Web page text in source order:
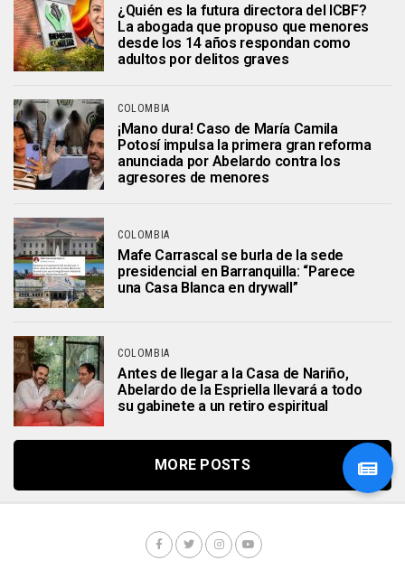
¿Quién es la futura directora del ICBF?
La abogada que propuso que menores
desde los 14 años respondan como
adultos por delitos graves
COLOMBIA
¡Mano dura! Caso de María Camila
Potosí impulsa la primera gran reforma
anunciada por Abelardo contra los
agresores de menores
COLOMBIA
Mafe Carrascal se burla de la sede
presidencial en Barranquilla: “Parece
una Casa Blanca en drywall”
COLOMBIA
Antes de llegar a la Casa de Nariño,
Abelardo de la Espriella llevará a todo
su gabinete a un retiro espiritual
MORE POSTS